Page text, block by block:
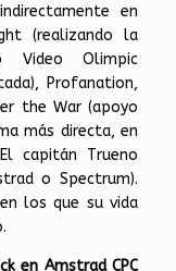
en
(realizando la
Video Olimpic
Profanation,
the War (apoyo
más directa, en
capitán Trueno
o Spectrum).
los que su vida
en Amstrad CPC